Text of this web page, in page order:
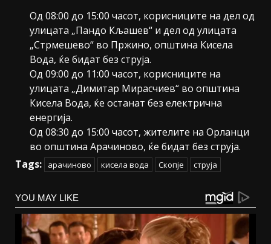
Од 08:00 до 15:00 часот, корисниците на дел од
улицата „Пандо Кљашев“ и дел од улицата
„Стрмешево“ во Пржино, општина Кисела
Вода, ќе бидат без струја.
Од 09:00 до 11:00 часот, корисниците на
улицата „Димитар Мирасчиев“ во општина
Кисела Вода, ќе останат без електрична
енергија.
Од 08:30 до 15:00 часот, жителите на Орланци
во општина Арачиново, ќе бидат без струја.
Tags:
арачиново кисела вода Скопје струја